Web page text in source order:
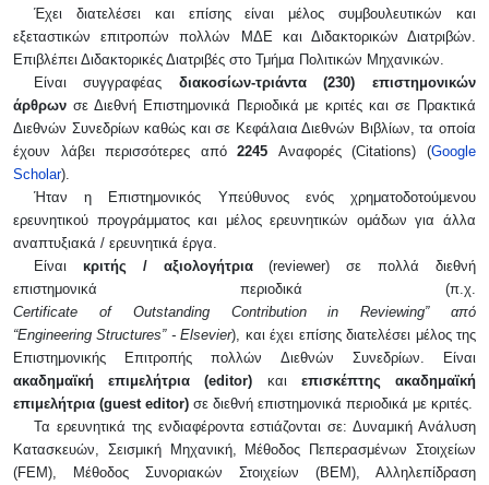
Έχει διατελέσει και επίσης είναι μέλος συμβουλευτικών και
εξεταστικών επιτροπών πολλών ΜΔΕ και Διδακτορικών Διατριβών.
Επιβλέπει Διδακτορικές Διατριβές στο Τμήμα Πολιτικών Μηχανικών.
Είναι συγγραφέας διακοσίων-τριάντα (230) επιστημονικών
άρθρων σε Διεθνή Επιστημονικά Περιοδικά με κριτές και σε Πρακτικά
Διεθνών Συνεδρίων καθώς και σε Κεφάλαια Διεθνών Βιβλίων, τα οποία
έχουν λάβει περισσότερες από2245 Αναφορές (Citations) (Google
Scholar).
Ήταν η Επιστημονικός Υπεύθυνος ενός χρηματοδοτούμενου
ερευνητικού προγράμματος και μέλος ερευνητικών ομάδων για άλλα
αναπτυξιακά / ερευνητικά έργα.
Είναι κριτής / αξιολογήτρια(reviewer) σε πολλά διεθνή
επιστημονικά περιοδικά (π.χ.
Certificate of Outstanding ContributioninReviewing” από
“EngineeringStructures” -Elsevier), και έχει επίσης διατελέσει μέλος της
Επιστημονικής Επιτροπής πολλών Διεθνών Συνεδρίων. Είναι
ακαδημαϊκή επιμελήτρια (editor) και επισκέπτης ακαδημαϊκή
επιμελήτρια (guest editor) σε διεθνή επιστημονικά περιοδικά με κριτές.
Τα ερευνητικά της ενδιαφέροντα εστιάζονται σε: Δυναμική Ανάλυση
Κατασκευών, Σεισμική Μηχανική, Μέθοδος Πεπερασμένων Στοιχείων
(FEM), Μέθοδος Συνοριακών Στοιχείων (BEM), Αλληλεπίδραση